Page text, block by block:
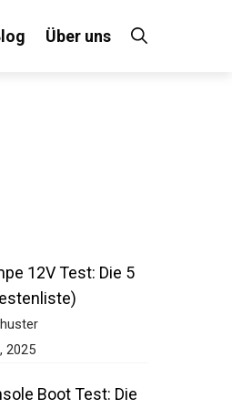
Über uns
12V Test: Die 5
2025
Boot Test: Die